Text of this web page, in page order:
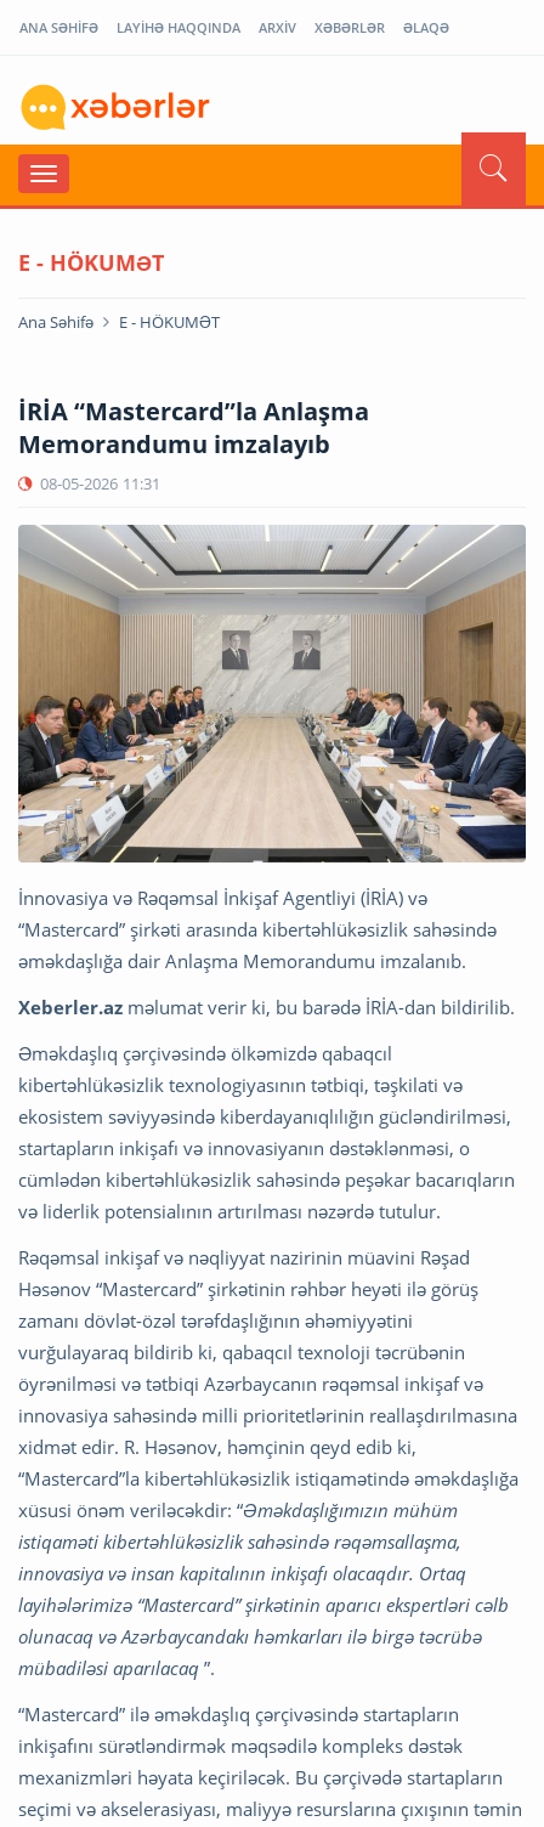
ANA SƏHİFƏ LAYİHƏ HAQQINDA ARXİV XƏBƏRLƏR ƏLAQƏ
E - HÖKUMƏT
Ana Səhifə E - HÖKUMƏT
İRİA “Mastercard”la Anlaşma
Memorandumu imzalayıb
08-05-2026 11:31
İnnovasiya və Rəqəmsal İnkişaf Agentliyi (İRİA) və
“Mastercard” şirkəti arasında kibertəhlükəsizlik sahəsində
əməkdaşlığa dair Anlaşma Memorandumu imzalanıb.
Xeberler.az məlumat verir ki, bu barədə İRİA-dan bildirilib.
Əməkdaşlıq çərçivəsində ölkəmizdə qabaqcıl
kibertəhlükəsizlik texnologiyasının tətbiqi, təşkilati və
ekosistem səviyyəsində kiberdayanıqlılığın gücləndirilməsi,
startapların inkişafı və innovasiyanın dəstəklənməsi, o
cümlədən kibertəhlükəsizlik sahəsində peşəkar bacarıqların
və liderlik potensialının artırılması nəzərdə tutulur.
Rəqəmsal inkişaf və nəqliyyat nazirinin müavini Rəşad
Həsənov “Mastercard” şirkətinin rəhbər heyəti ilə görüş
zamanı dövlət-özəl tərəfdaşlığının əhəmiyyətini
vurğulayaraq bildirib ki, qabaqcıl texnoloji təcrübənin
öyrənilməsi və tətbiqi Azərbaycanın rəqəmsal inkişaf və
innovasiya sahəsində milli prioritetlərinin reallaşdırılmasına
xidmət edir. R. Həsənov, həmçinin qeyd edib ki,
“Mastercard”la kibertəhlükəsizlik istiqamətində əməkdaşlığa
xüsusi önəm veriləcəkdir: “Əməkdaşlığımızın mühüm
istiqaməti kibertəhlükəsizlik sahəsində rəqəmsallaşma,
innovasiya və insan kapitalının inkişafı olacaqdır. Ortaq
layihələrimizə “Mastercard” şirkətinin aparıcı ekspertləri cəlb
olunacaq və Azərbaycandakı həmkarları ilə birgə təcrübə
mübadiləsi aparılacaq ”.
“Mastercard” ilə əməkdaşlıq çərçivəsində startapların
inkişafını sürətləndirmək məqsədilə kompleks dəstək
mexanizmləri həyata keçiriləcək. Bu çərçivədə startapların
seçimi və akselerasiyası, maliyyə resurslarına çıxışının təmin